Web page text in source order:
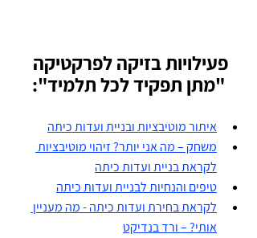
פעילויות בזיקה לפרקטיקה
"מתן תפקיד לכל תלמיד":
איתור מוטיבציות ובניית ועדות כיתה
משחק – מה אני יותר? זיהוי מוטיבציות
לקראת בניית ועדות כיתה
טיפים והנחיות לבניית ועדות כיתה
לקראת בחירת ועדות כיתה - מה מעניין
אותי? – ורד בנדיקט